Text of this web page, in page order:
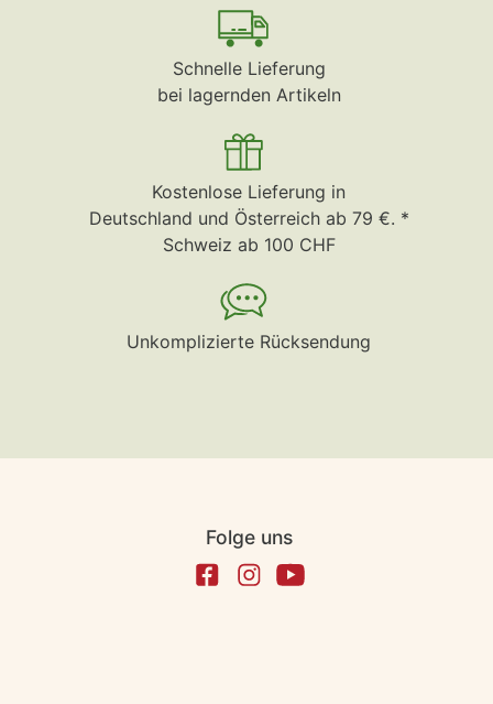
Schnelle Lieferung
bei lagernden Artikeln
Kostenlose Lieferung in
Deutschland und Österreich ab 79 €. *
Schweiz ab 100 CHF
Unkomplizierte Rücksendung
Folge uns